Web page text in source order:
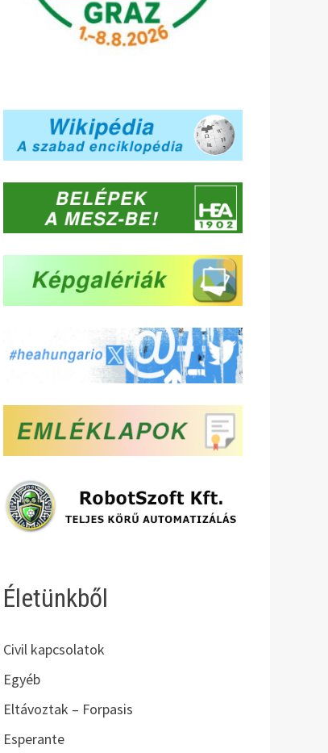
Életünkből
Civil kapcsolatok
Egyéb
Eltávoztak – Forpasis
Esperante